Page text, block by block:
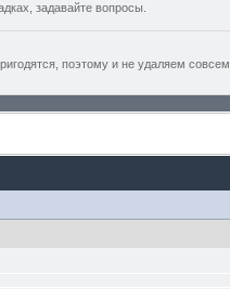
задавайте вопросы.
поэтому и не удаляем совсем.